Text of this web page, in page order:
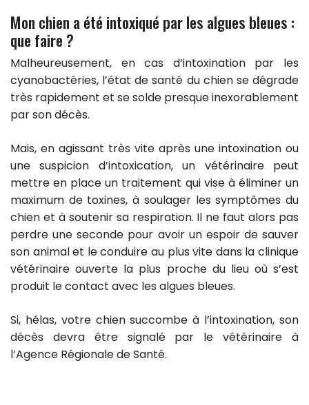
Mon chien a été intoxiqué par les algues bleues :
que faire ?
Malheureusement, en cas d’intoxination par les
cyanobactéries, l’état de santé du chien se dégrade
très rapidement et se solde presque inexorablement
par son décès.
Mais, en agissant très vite après une intoxination ou
une suspicion d’intoxication, un vétérinaire peut
mettre en place un traitement qui vise à éliminer un
maximum de toxines, à soulager les symptômes du
chien et à soutenir sa respiration. Il ne faut alors pas
perdre une seconde pour avoir un espoir de sauver
son animal et le conduire au plus vite dans la clinique
vétérinaire ouverte la plus proche du lieu où s’est
produit le contact avec les algues bleues.
Si, hélas, votre chien succombe à l’intoxination, son
décès devra être signalé par le vétérinaire à
l’Agence Régionale de Santé.